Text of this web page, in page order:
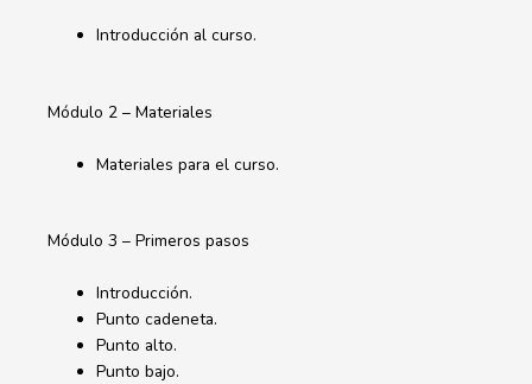
Introducción al curso.
Módulo 2 – Materiales
Materiales para el curso.
Módulo 3 – Primeros pasos
Introducción.
Punto cadeneta.
Punto alto.
Punto bajo.